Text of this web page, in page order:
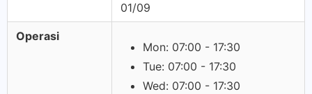
01/09
Operasi
Mon: 07:00 - 17:30
Tue: 07:00 - 17:30
Wed: 07:00 - 17:30